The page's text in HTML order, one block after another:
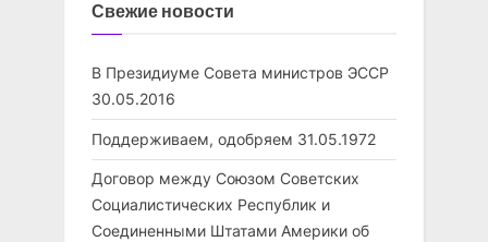
Свежие новости
В Президиуме Совета министров ЭССР
30.05.2016
Поддерживаем, одобряем 31.05.1972
Договор между Союзом Советских
Социалистических Республик и
Соединенными Штатами Америки об